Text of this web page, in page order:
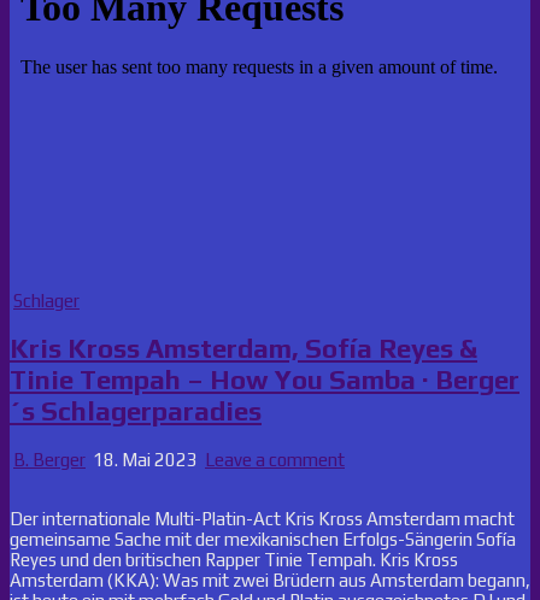
Posted
Schlager
Kris Kross Amsterdam, Sofía Reyes &
Tinie Tempah – How You Samba · Berger
´s Schlagerparadies
B. Berger 18. Mai 2023 Leave a comment
Der internationale Multi-Platin-Act Kris Kross Amsterdam macht
gemeinsame Sache mit der mexikanischen Erfolgs-Sängerin Sofía
Reyes und den britischen Rapper Tinie Tempah. Kris Kross
Amsterdam (KKA): Was mit zwei Brüdern aus Amsterdam begann,